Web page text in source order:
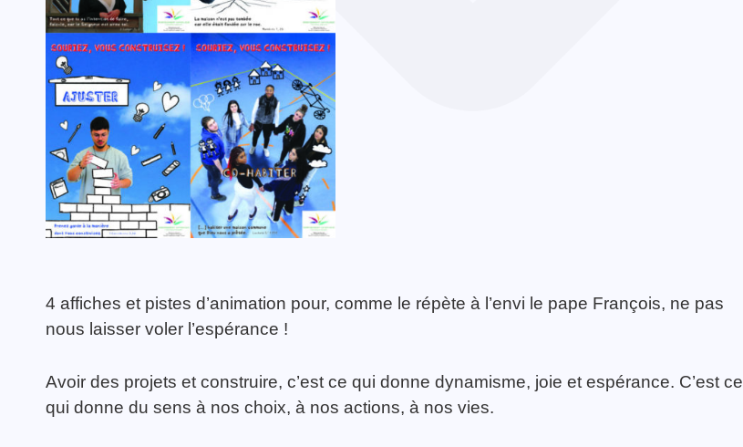
Guerrier·e de la Paix TOUTES LES ACTUALITÉS
TOUTES LES ACTIVITÉS
4 affiches et pistes d’animation pour, comme le répète à l’envi le pape François, ne pas
nous laisser voler l’espérance !
Avoir des projets et construire, c’est ce qui donne dynamisme, joie et espérance. C’est ce
qui donne du sens à nos choix, à nos actions, à nos vies.